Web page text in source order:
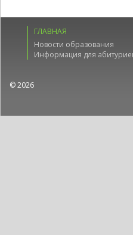
ГЛАВНАЯ
Новости образования
Информация для
© 2026